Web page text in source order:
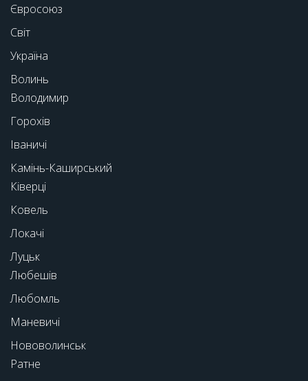
Євросоюз
Світ
Україна
Волинь
Володимир
Горохів
Іваничі
Камінь-Каширський
Ківерці
Ковель
Локачі
Луцьк
Любешів
Любомль
Маневичі
Нововолинськ
Ратне